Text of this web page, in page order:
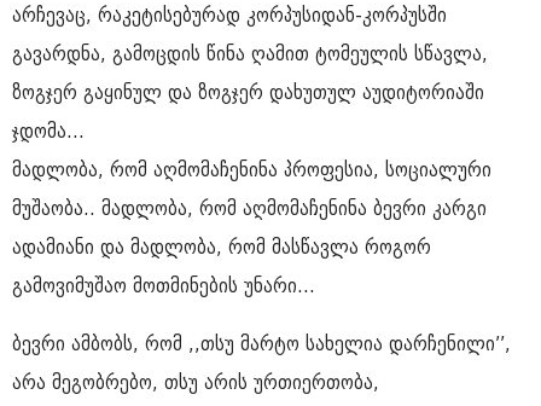
არჩევაც, რაკეტისებურად კორპუსიდან-კორპუსში
გავარდნა, გამოცდის წინა ღამით ტომეულის სწავლა,
ზოგჯერ გაყინულ და ზოგჯერ დახუთულ აუდიტორიაში
ჯდომა...
მადლობა, რომ აღმომაჩენინა პროფესია, სოციალური
მუშაობა.. მადლობა, რომ აღმომაჩენინა ბევრი კარგი
ადამიანი და მადლობა, რომ მასწავლა როგორ
გამოვიმუშაო მოთმინების უნარი...
ბევრი ამბობს, რომ ,,თსუ მარტო სახელია დარჩენილი’’,
არა მეგობრებო, თსუ არის ურთიერთობა,